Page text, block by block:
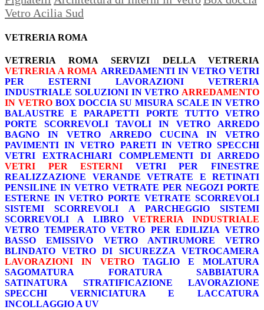
Vetro Acilia Sud
VETRERIA ROMA
VETRERIA ROMA
SERVIZI DELLA VETRERIA
VETRERIA A ROMA ARREDAMENTI IN VETRO VETRI
PER ESTERNI
LAVORAZIONI
VETRERIA
INDUSTRIALE SOLUZIONI IN VETRO ARREDAMENTO
IN VETRO BOX DOCCIA SU MISURA SCALE IN VETRO
BALAUSTRE E PARAPETTI
PORTE TUTTO VETRO
PORTE SCORREVOLI
TAVOLI IN VETRO
ARREDO
BAGNO IN VETRO
ARREDO CUCINA IN VETRO
PAVIMENTI IN VETRO PARETI IN VETRO SPECCHI
VETRI EXTRACHIARI
COMPLEMENTI DI ARREDO
VETRI PER ESTERNI
VETRI PER FINESTRE
REALIZZAZIONE VERANDE
VETRATE E RETINATI
PENSILINE IN VETRO VETRATE PER NEGOZI PORTE
ESTERNE IN VETRO PORTE VETRATE SCORREVOLI
SISTEMI SCORREVOLI A PARCHEGGIO
SISTEMI
SCORREVOLI A LIBRO
VETRERIA INDUSTRIALE
VETRO TEMPERATO VETRO PER EDILIZIA VETRO
BASSO EMISSIVO
VETRO ANTIRUMORE
VETRO
BLINDATO
VETRO DI SICUREZZA
VETROCAMERA
LAVORAZIONI IN VETRO
TAGLIO E MOLATURA
SAGOMATURA
FORATURA
SABBIATURA
SATINATURA
STRATIFICAZIONE
LAVORAZIONE
SPECCHI
VERNICIATURA E LACCATURA
INCOLLAGGIO A UV